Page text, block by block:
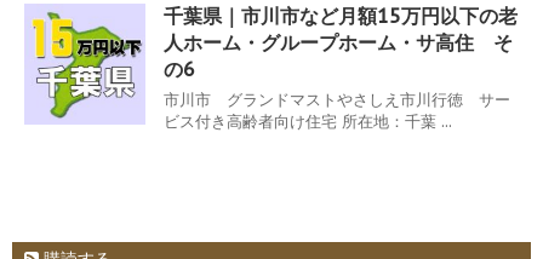
千葉県｜市川市など月額15万円以下の老
人ホーム・グループホーム・サ高住 そ
の6
市川市 グランドマストやさしえ市川行徳 サー
ビス付き高齢者向け住宅 所在地：千葉 ...